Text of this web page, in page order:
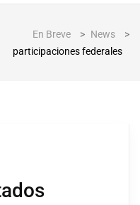
En Breve > News
>
participaciones federales